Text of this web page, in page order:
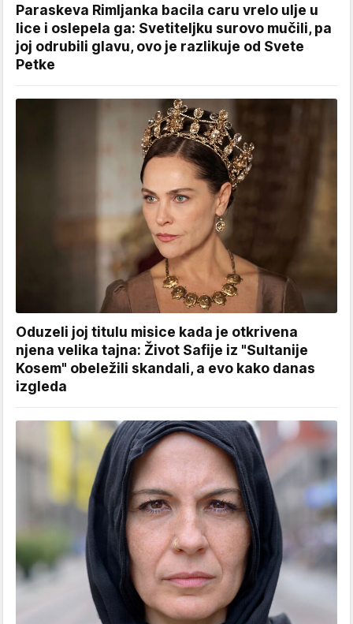
Paraskeva Rimljanka bacila caru vrelo ulje u
lice i oslepela ga: Svetiteljku surovo mučili, pa
joj odrubili glavu, ovo je razlikuje od Svete
Petke
Oduzeli joj titulu misice kada je otkrivena
njena velika tajna: Život Safije iz "Sultanije
Kosem" obeležili skandali, a evo kako danas
izgleda